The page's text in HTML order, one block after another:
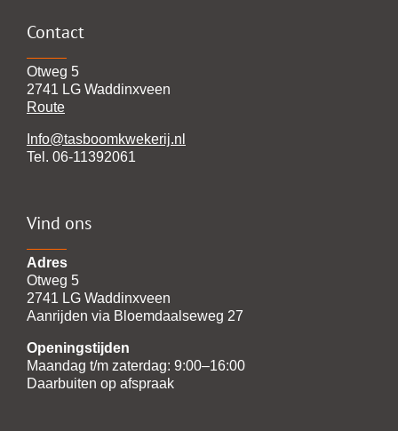
Contact
Otweg 5
2741 LG Waddinxveen
Route
Info@tasboomkwekerij.nl
Tel. 06-11392061
Vind ons
Adres
Otweg 5
2741 LG Waddinxveen
Aanrijden via Bloemdaalseweg 27
Openingstijden
Maandag t/m zaterdag: 9:00–16:00
Daarbuiten op afspraak